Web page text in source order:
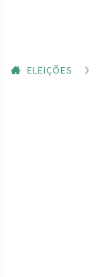
ELEIÇÕES